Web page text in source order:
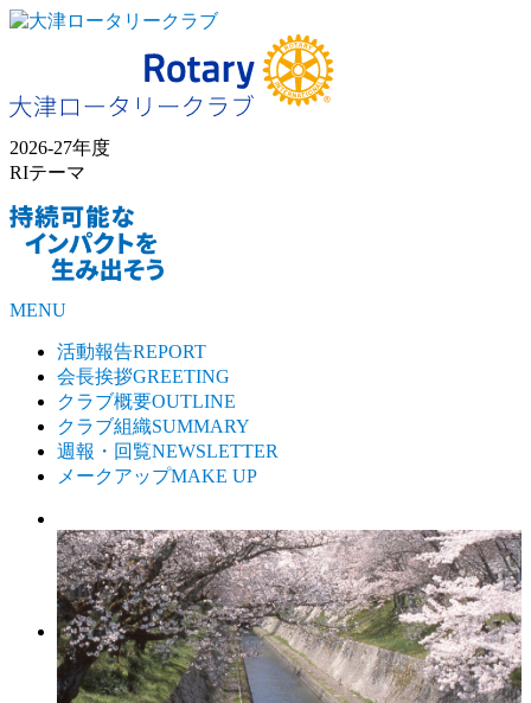
2026-27年度
RIテーマ
MENU
活動報告REPORT
会長挨拶GREETING
クラブ概要OUTLINE
クラブ組織SUMMARY
週報・回覧NEWSLETTER
メークアップMAKE UP